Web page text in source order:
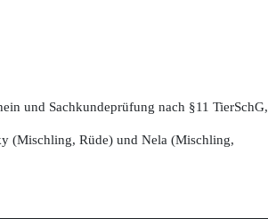
und Sachkundeprüfung nach §11 TierSchG,
(Mischling, Rüde) und Nela (Mischling,